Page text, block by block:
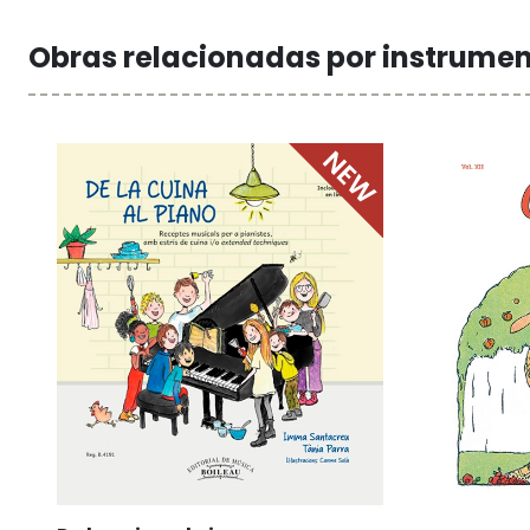
Obras relacionadas por